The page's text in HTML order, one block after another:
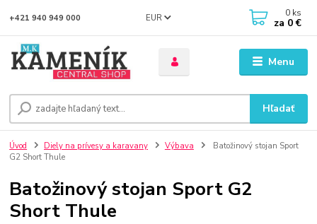
Menu
EUR
Hľadať
+421 940 949 000 0 ks
za 0 €
Úvod Diely na prívesy a karavany Výbava
Batožinový stojan Sport
G2 Short Thule
Batožinový stojan Sport G2
Short Thule